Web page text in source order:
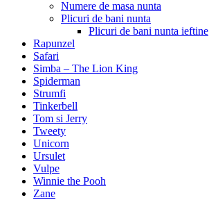
Numere de masa nunta
Plicuri de bani nunta
Plicuri de bani nunta ieftine
Rapunzel
Safari
Simba – The Lion King
Spiderman
Strumfi
Tinkerbell
Tom si Jerry
Tweety
Unicorn
Ursulet
Vulpe
Winnie the Pooh
Zane